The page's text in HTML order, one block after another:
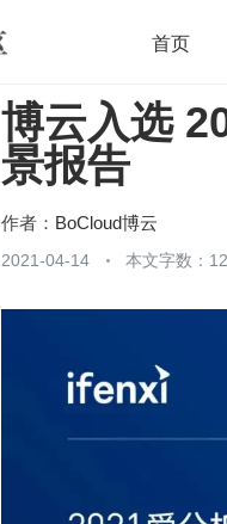
首页
开源 架构
团队管理
博云入选
景报告
作者： BoCloud博云
2021-04-14 本文字数：